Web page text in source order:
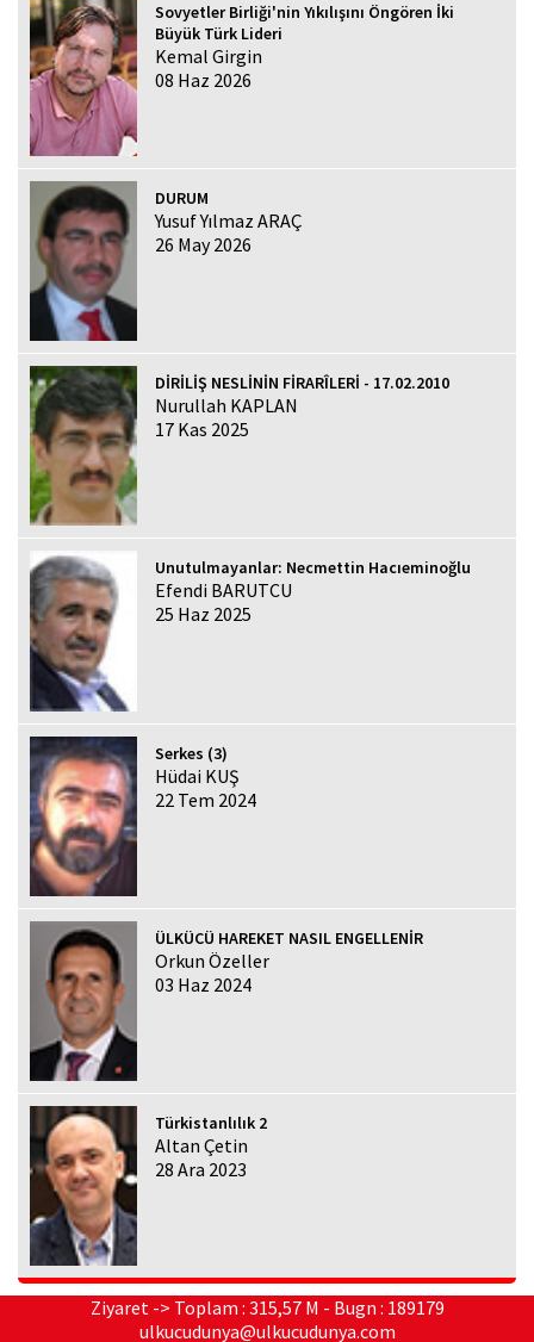
Sovyetler Birliği'nin Yıkılışını Öngören İki
Büyük Türk Lideri
Kemal Girgin
08 Haz 2026
DURUM
Yusuf Yılmaz ARAÇ
26 May 2026
DİRİLİŞ NESLİNİN FİRARÎLERİ - 17.02.2010
Nurullah KAPLAN
17 Kas 2025
Unutulmayanlar: Necmettin Hacıeminoğlu
Efendi BARUTCU
25 Haz 2025
Serkes (3)
Hüdai KUŞ
22 Tem 2024
ÜLKÜCÜ HAREKET NASIL ENGELLENİR
Orkun Özeller
03 Haz 2024
Türkistanlılık 2
Altan Çetin
28 Ara 2023
Ziyaret -> Toplam : 315,57 M - Bugn : 189179
ulkucudunya@ulkucudunya.com